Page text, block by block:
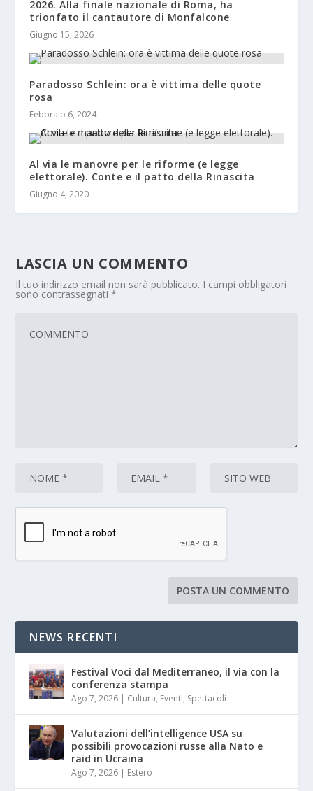
2026. Alla finale nazionale di Roma, ha
trionfato il cantautore di Monfalcone
Giugno 15, 2026
Paradosso Schlein: ora è vittima delle quote
rosa
Febbraio 6, 2024
Al via le manovre per le riforme (e legge
elettorale). Conte e il patto della Rinascita
Giugno 4, 2020
LASCIA UN COMMENTO
Il tuo indirizzo email non sarà pubblicato. I campi obbligatori
sono contrassegnati*
NEWS RECENTI
Festival Voci dal Mediterraneo, il via con la
conferenza stampa
Ago 7, 2026 | Cultura, Eventi, Spettacoli
Valutazioni dell’intelligence USA su
possibili provocazioni russe alla Nato e
raid in Ucraina
Ago 7, 2026 | Estero